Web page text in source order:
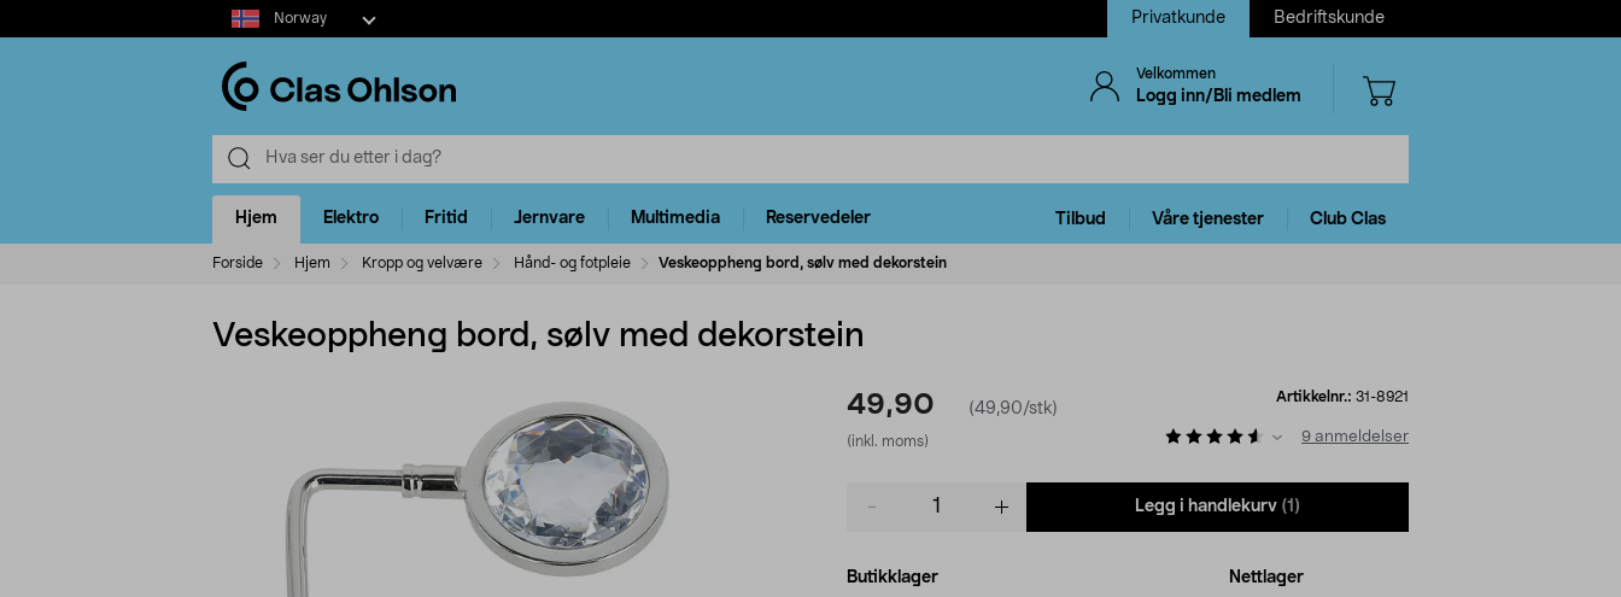
Select
market
Norway Privatkunde Bedriftskunde
Velkommen
Logg inn/Bli medlem
Hjem Elektro Fritid Jernvare Multimedia Reservedeler Tilbud Våre tjenester Club Clas
Forside Hjem Kropp og velvære Hånd- og fotpleie Veskeoppheng bord, sølv med dekorstein
Veskeoppheng bord, sølv med dekorstein
49,90 (49,90/stk)
(inkl. moms)
Artikkelnr.: 31-8921
9 anmeldelser
Legg i handlekurv (1)
Butikklager
Nettlager